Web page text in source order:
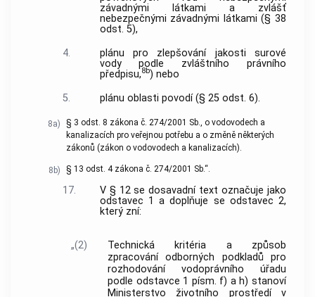
závadnými látkami a zvlášť
nebezpečnými závadnými látkami (§ 38
odst. 5),
4.
plánu pro zlepšování jakosti surové
vody podle zvláštního právního
předpisu,8b) nebo
5.
plánu oblasti povodí (§ 25 odst. 6).
8a)
§ 3 odst. 8 zákona č. 274/2001 Sb., o vodovodech a
kanalizacích pro veřejnou potřebu a o změně některých
zákonů (zákon o vodovodech a kanalizacích).
8b) § 13 odst. 4 zákona č. 274/2001 Sb.“.
17.
V § 12 se dosavadní text označuje jako
odstavec 1 a doplňuje se odstavec 2,
který zní:
„(2)
Technická kritéria a způsob
zpracování odborných podkladů pro
rozhodování vodoprávního úřadu
podle odstavce 1 písm. f) a h) stanoví
Ministerstvo životního prostředí v